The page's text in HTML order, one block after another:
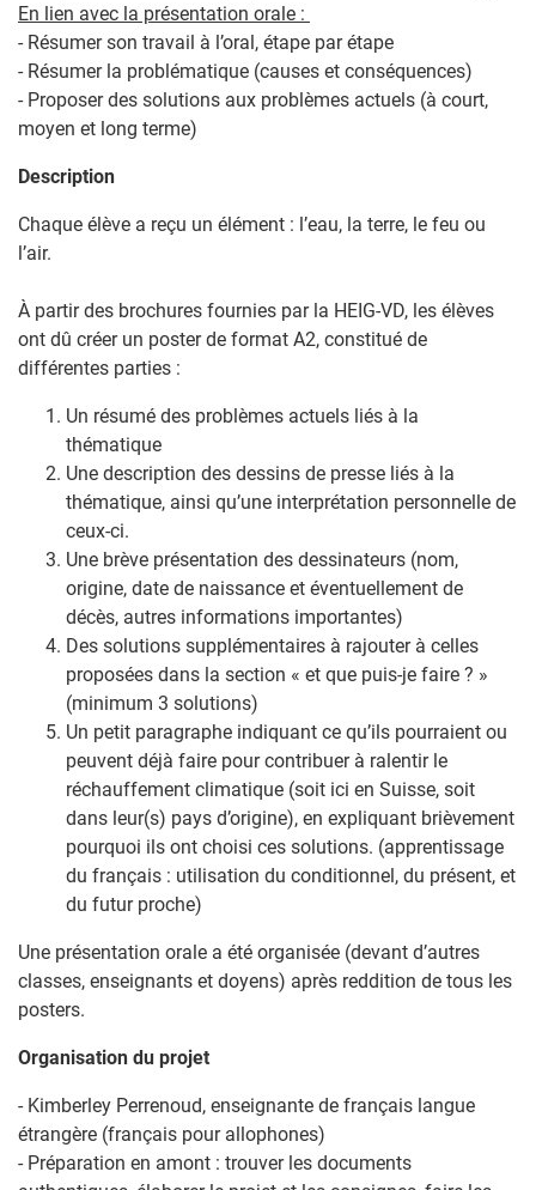
En lien avec la présentation orale :
- Résumer son travail à l’oral, étape par étape
- Résumer la problématique (causes et conséquences)
- Proposer des solutions aux problèmes actuels (à court,
moyen et long terme)
Description
Chaque élève a reçu un élément : l’eau, la terre, le feu ou
l’air.
À partir des brochures fournies par la HEIG-VD, les élèves
ont dû créer un poster de format A2, constitué de
différentes parties :
Un résumé des problèmes actuels liés à la
thématique
Une description des dessins de presse liés à la
thématique, ainsi qu’une interprétation personnelle de
ceux-ci.
Une brève présentation des dessinateurs (nom,
origine, date de naissance et éventuellement de
décès, autres informations importantes)
Des solutions supplémentaires à rajouter à celles
proposées dans la section « et que puis-je faire ? »
(minimum 3 solutions)
Un petit paragraphe indiquant ce qu’ils pourraient ou
peuvent déjà faire pour contribuer à ralentir le
réchauffement climatique (soit ici en Suisse, soit
dans leur(s) pays d’origine), en expliquant brièvement
pourquoi ils ont choisi ces solutions. (apprentissage
du français : utilisation du conditionnel, du présent, et
du futur proche)
Une présentation orale a été organisée (devant d’autres
classes, enseignants et doyens) après reddition de tous les
posters.
Organisation du projet
- Kimberley Perrenoud, enseignante de français langue
étrangère (français pour allophones)
- Préparation en amont : trouver les documents